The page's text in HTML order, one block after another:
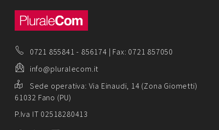
0721 855841 - 856174 | Fax: 0721 857050
info@pluralecom.it
Sede operativa: Via Einaudi, 14 (Zona Giometti)
61032 Fano (PU)
P.Iva IT 02518280413